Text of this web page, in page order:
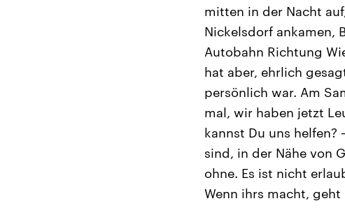
mitten in der Nacht
Nickelsdorf ankamen,
Autobahn Richtung
hat aber, ehrlich
persönlich war. Am
mal, wir haben jetzt
kannst Du uns
sind, in der Nähe von
ohne. Es ist nicht
Wenn ihrs macht,